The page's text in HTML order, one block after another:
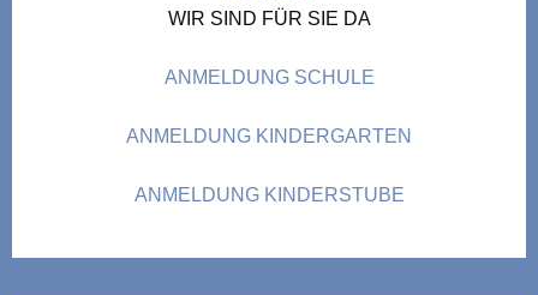
WIR SIND FÜR SIE DA
ANMELDUNG SCHULE
ANMELDUNG KINDERGARTEN
ANMELDUNG KINDERSTUBE